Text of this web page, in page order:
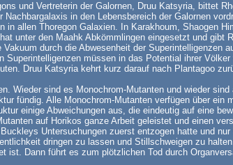
und Vertreterin der Galornen, Druu Katsyria, bittet
in den Lebensbereich der Galornen
allen Thoregon Galaxien. In Karakhoum, Shaogen
unter den Maahk Abkömmlingen eingesetzt und gibt
durch die Abwesenheit der
müssen in das Potential ihrer
Druu Katsyria kehrt kurz darauf nach Plantagoo
Wieder sind es Monochrom-Mutanten und wieder
fündig. Alle Monochrom-Mutanten verfügen über
einige Abweichungen aus, die eindeutig auf eine
auf Horikos ganze Arbeit geleistet und einen
Untersuchungen zuerst entzogen hatte und
dringen zu lassen und Stillschweigen zu
ist. Dann führt es zum plötzlichen Tod durch